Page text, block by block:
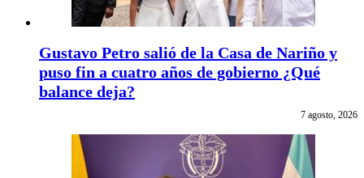
Gustavo Petro salió de la Casa de Nariño y
puso fin a cuatro años de gobierno ¿Qué
balance deja?
7 agosto, 2026